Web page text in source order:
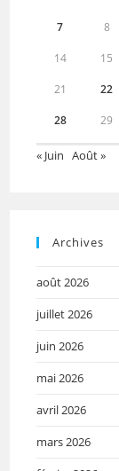
7 8
14 15
21 22
28 29
« Juin Août »
Archives
août 2026
juillet 2026
juin 2026
mai 2026
avril 2026
mars 2026